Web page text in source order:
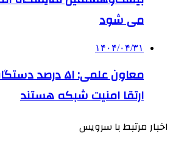
می شود
۱۴۰۴/۰۴/۳۱
معاون علمی: ۵۱
ارتقا امنیت شبکه هستند
اخبار مرتبط با سرویس